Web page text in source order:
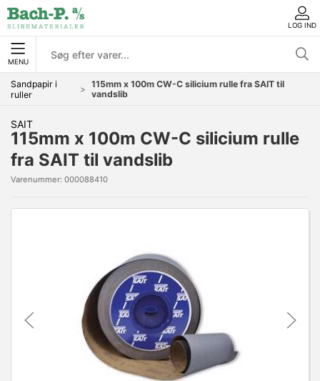
LOG IND
MENU
Sandpapir i
ruller
115mm x 100m CW-C silicium rulle fra SAIT til
vandslib
SAIT
115mm x 100m CW-C silicium rulle
fra SAIT til vandslib
Varenummer: 000088410